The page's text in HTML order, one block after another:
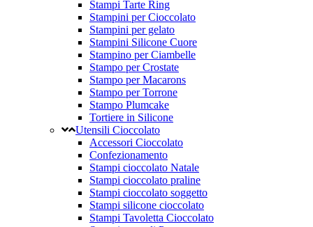
Stampi Tarte Ring
Stampini per Cioccolato
Stampini per gelato
Stampini Silicone Cuore
Stampino per Ciambelle
Stampo per Crostate
Stampo per Macarons
Stampo per Torrone
Stampo Plumcake
Tortiere in Silicone
Utensili Cioccolato
Accessori Cioccolato
Confezionamento
Stampi cioccolato Natale
Stampi cioccolato praline
Stampi cioccolato soggetto
Stampi silicone cioccolato
Stampi Tavoletta Cioccolato